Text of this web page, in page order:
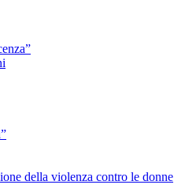
della violenza contro le donne